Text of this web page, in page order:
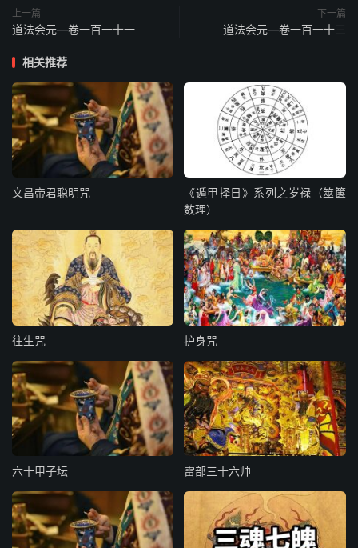
□西斗□□□□北斗□□□□□□□
□中斗□□□
三台檄三帅
□□□□
十一曜檄
□□啊水□孛□罗□计
四圣令
□爱机蓬晃渊猷尧庄翊乌苏乞佑
二十八宿令掇雨截雨用
□□角□亢□氐□房□心□尾□箕
□□斗□牛□女□虚□危□室□壁
□□奎□娄□冑□昴□毕□觜□参
□□井□鬼□柳□星□张□翼□轸
三官檄
上一篇
道法会元—卷一百一十一
下一篇
道法会元—卷一百一十三
相关推荐
文昌帝君聪明咒
《遁甲择日》系列之岁禄（筮箧
数理）
往生咒 护身咒
六十甲子坛 雷部三十六帅